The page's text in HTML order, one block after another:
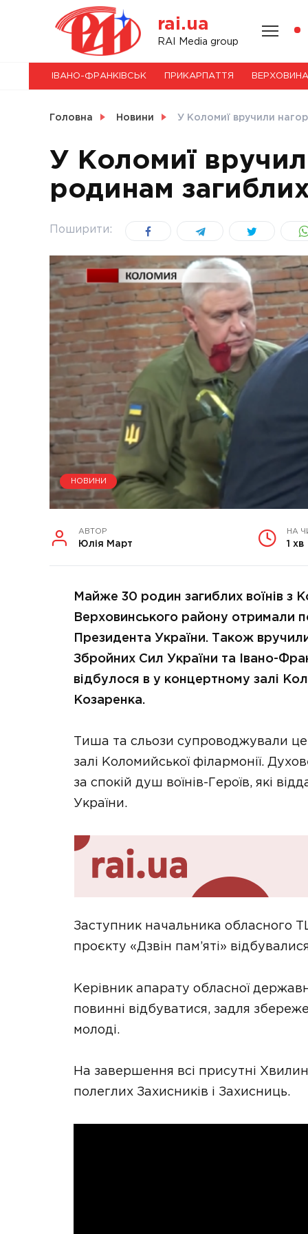
rai.ua
RAI Media group
НОВИНИ
СВІТ
УКРАЇНА
ІВАНО-ФРАНКІВСЬК ПРИКАРПАТТЯ ВЕРХОВИНА
Головна Новини У Коломиї вручили
У Коломиї
родинам
Поширити:
НОВИНИ
АВТОР
Юлія Март
НА
1 хв
Майже 30 родин загиблих воїнів з
Верховинського району отримали
Президента України. Також
Збройних Сил України та Івано-
відбулося в у концертному залі
Козаренка.
Тиша та сльози супроводжували
залі Коломийської філармонії.
за спокій душ воїнів-Героїв, які
України.
Заступник начальника обласного
проєкту «Дзвін пам’яті»
Керівник апарату обласної
повинні відбуватися, задля
молоді.
На завершення всі присутні
полеглих Захисників і Захисниць.